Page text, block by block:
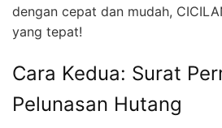
dengan cepat dan mudah,
yang tepat!
Cara Kedua: Surat
Pelunasan Hutang